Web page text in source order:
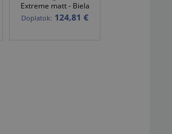
Extreme matt - Biela
Doplatok: 124,81 €